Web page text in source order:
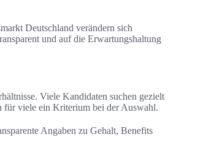
Deutschland verändern sich
und auf die Erwartungshaltung
Viele Kandidaten suchen gezielt
für viele ein Kriterium bei der Auswahl.
Angaben zu Gehalt, Benefits